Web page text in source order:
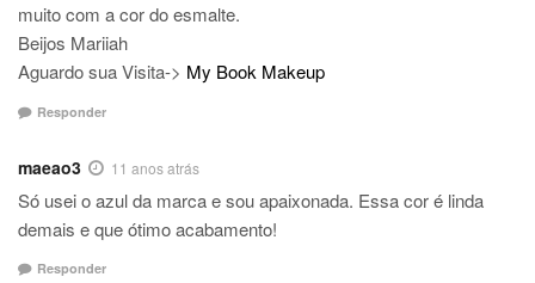
muito com a cor do esmalte.
Beijos Mariiah
Aguardo sua Visita-> My Book Makeup
Responder
maeao3 11 anos atrás
Só usei o azul da marca e sou apaixonada. Essa cor é linda
demais e que ótimo acabamento!
Responder